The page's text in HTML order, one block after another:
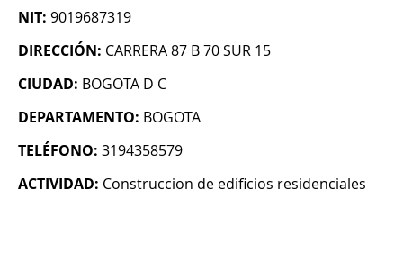
NIT: 9019687319
DIRECCIÓN: CARRERA 87 B 70 SUR 15
CIUDAD: BOGOTA D C
DEPARTAMENTO: BOGOTA
TELÉFONO: 3194358579
ACTIVIDAD: Construccion de edificios residenciales